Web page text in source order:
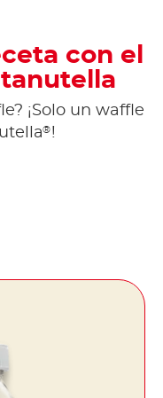
con el
¡Solo un waffle
®!